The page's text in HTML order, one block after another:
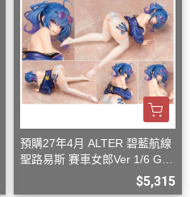
預購27年4月 ALTER 碧藍航線
聖路易斯 賽車女郎Ver 1/6 G08
$5,315